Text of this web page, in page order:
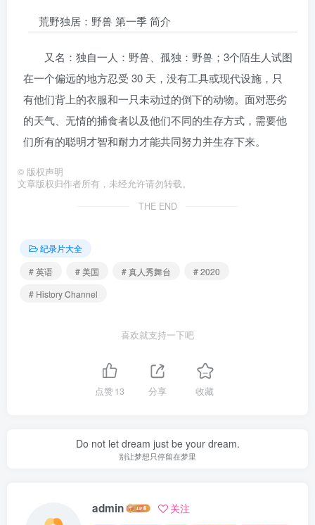
荒野独居：野兽 第一季 简介
又名：独自一人：野兽、孤独：野兽；3个陌生人试图
在一个偏远的地方忍受 30 天，没有工具或现代设施，只
有他们背上的衣服和一只未动过的倒下的动物。面对恶劣
的天气、无情的捕食者以及他们不同的生存方式，需要他
们所有的聪明才智和耐力才能共同努力并生存下来。
© 版权声明
文章版权归作者所有，未经允许请勿转载。
THE END
纪录片大全
# 英语
# 美国 # 真人秀舞台
# 2020
# History Channel
喜欢就支持一下吧
点赞13 分享 收藏
Do not let dream just be your dream.
别让梦想只停留在梦里
admin 关注